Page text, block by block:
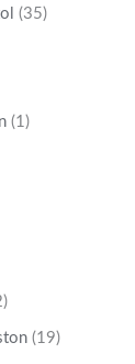
(35)
(1)
(19)